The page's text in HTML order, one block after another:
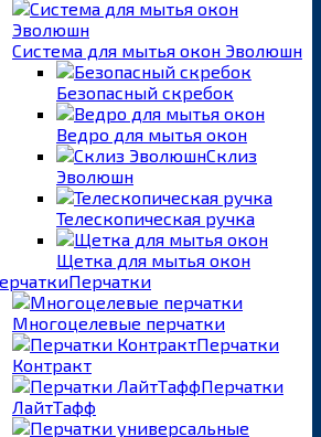
Система для мытья окон Эволюшн
Безопасный скребок
Ведро для мытья окон
Склиз
Эволюшн
Телескопическая ручка
Щетка для мытья окон
Перчатки
Многоцелевые перчатки
Перчатки
Контракт
Перчатки
ЛайтТафф